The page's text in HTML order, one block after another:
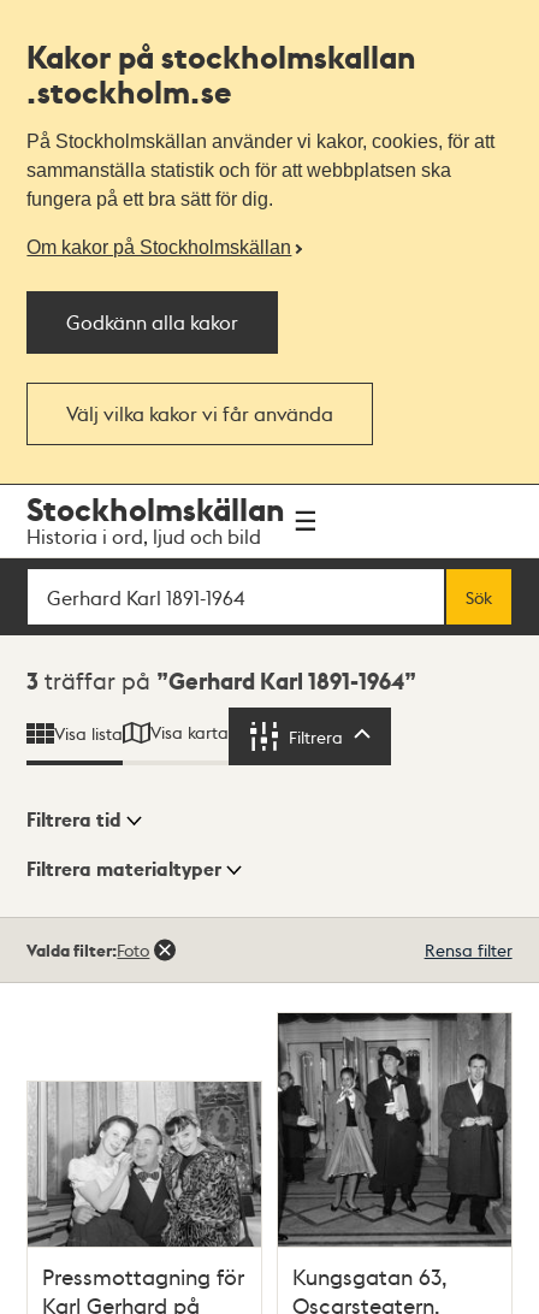
Kakor på stockholmskallan
.stockholm.se
På Stockholmskällan använder vi kakor, cookies, för att
sammanställa statistik och för att webbplatsen ska
fungera på ett bra sätt för dig.
Om kakor på Stockholmskällan
Godkänn alla kakor
Välj vilka kakor vi får använda
navigationen
huvudinnehållet
Stockholmskällan
Historia i ord, ljud och bild
Sök
Sök
Sökresultat
3 träffar på Gerhard Karl 1891-1964
Visa lista Visa karta Filtrera
Visningsläge
Filtrera tid
Filtrera materialtyper
träffar
Valda filter:Foto Rensa filter
Pressmottagning för
Karl Gerhard på
Kungsgatan 63,
Oscarsteatern,